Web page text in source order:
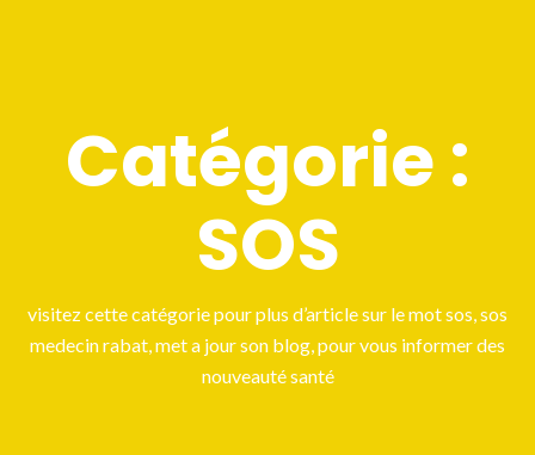
Catégorie :
SOS
visitez cette catégorie pour plus d’article sur le mot sos, sos
medecin rabat, met a jour son blog, pour vous informer des
nouveauté santé